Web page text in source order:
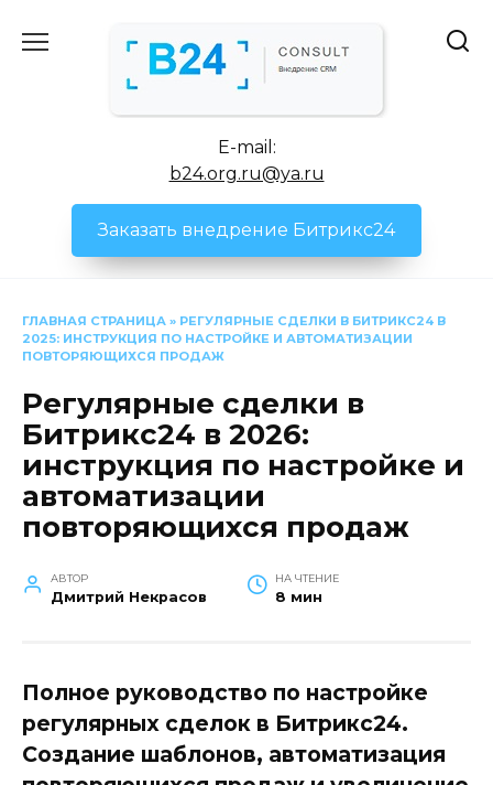
E-mail:
b24.org.ru@ya.ru
Заказать внедрение Битрикс24
ГЛАВНАЯ СТРАНИЦА » РЕГУЛЯРНЫЕ СДЕЛКИ В БИТРИКС24 В
2025: ИНСТРУКЦИЯ ПО НАСТРОЙКЕ И АВТОМАТИЗАЦИИ
ПОВТОРЯЮЩИХСЯ ПРОДАЖ
Регулярные сделки в
Битрикс24 в 2026:
инструкция по настройке и
автоматизации
повторяющихся продаж
АВТОР
Дмитрий Некрасов
НА ЧТЕНИЕ
8 мин
Полное руководство по настройке
регулярных сделок в Битрикс24.
Создание шаблонов, автоматизация